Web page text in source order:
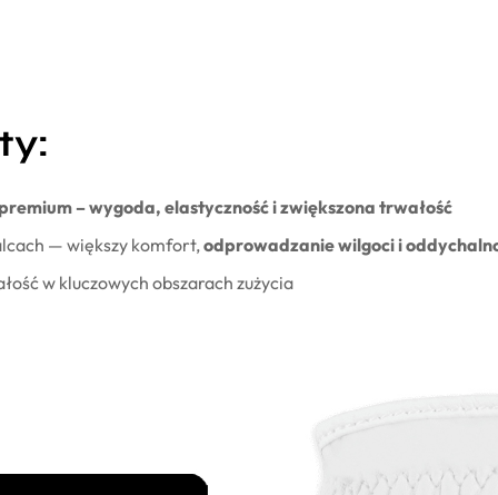
– wygoda, elastyczność i zwiększona trwałość
— większy komfort,odprowadzanie wilgoci i
w kluczowych obszarach zużycia